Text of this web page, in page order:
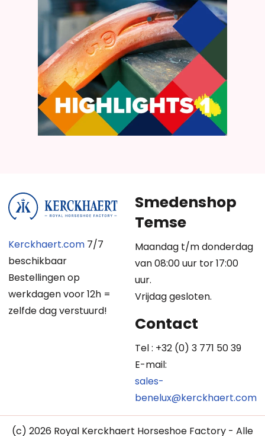
Kerckhaert.com 7/7
beschikbaar
Bestellingen op
werkdagen voor 12h =
zelfde dag verstuurd!
Smedenshop
Temse
Maandag t/m donderdag
van 08:00 uur tor 17:00
uur.
Vrijdag gesloten.
Contact
Tel : +32 (0) 3 771 50 39
E-mail:
sales-
benelux@kerckhaert.com
(c) 2026 Royal Kerckhaert Horseshoe Factory - Alle